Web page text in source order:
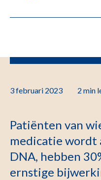
3 februari 2023 2 min
Patiënten van
medicatie wordt
DNA, hebben
ernstige